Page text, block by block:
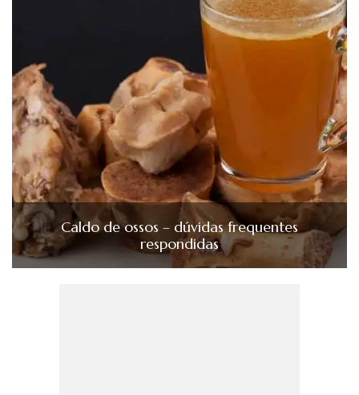
Caldo de ossos – dúvidas frequentes
respondidas